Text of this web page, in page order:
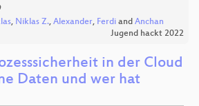
, Niklas Z., Alexander, Ferdi and Anchan
Jugend hackt 2022
in der Cloud
Daten und wer hat